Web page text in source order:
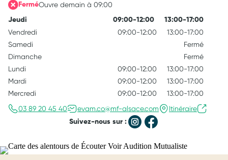
FerméOuvre demain à 09:00
Jeudi 09:00-12:00 13:00-17:00
Vendredi 09:00-12:00
13:00-17:00
Samedi
Fermé
Dimanche
Fermé
Lundi
09:00-12:00
13:00-17:00
Mardi
09:00-12:00
13:00-17:00
Mercredi
09:00-12:00
13:00-17:00
03 89 20 45 40
evam.co@mf-alsace.com Itinéraire
Suivez-nous sur :